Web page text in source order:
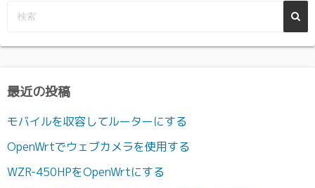
最近の投稿
モバイルを収容してルーターにする
OpenWrtでウェブカメラを使用する
WZR-450HPをOpenWrtにする